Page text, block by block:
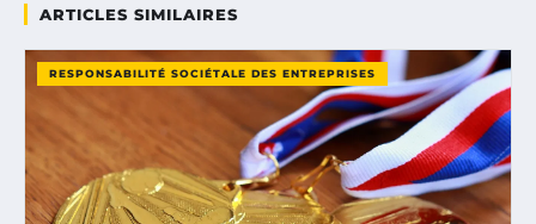
ARTICLES SIMILAIRES
RESPONSABILITÉ SOCIÉTALE DES ENTREPRISES